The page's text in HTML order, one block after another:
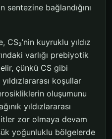
bağlandığını
kuyruklu yıldız
varlığı prebiyotik
çünkü CS gibi
koşullar
oluşumunu
yıldızlararası
zor olmaya devam
yoğunluklu bölgelerde